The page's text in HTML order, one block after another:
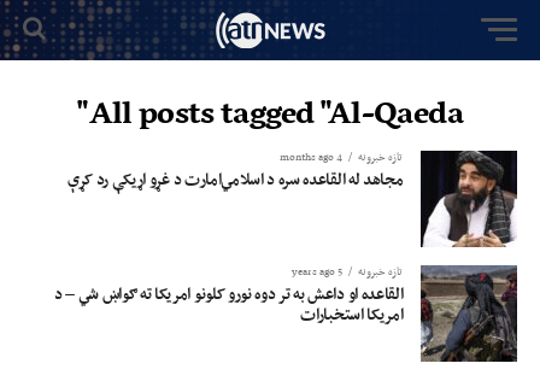
All posts tagged "Al-Qaeda"
تازه خبرونه 4 months ago
مجاهد له القاعده سره د اسلامي‌امارت د غړو اړیکې رد کړې
تازه خبرونه 5 years ago
القاعده او داعش به تر دوه نورو کلونو امریکا ته ګواښ شي – د
امریکا استخبارات